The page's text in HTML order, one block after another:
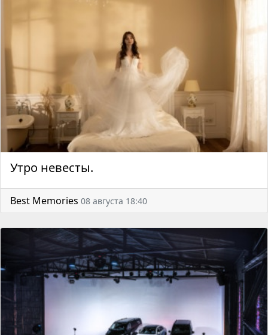
Утро невесты.
Best Memories 08 августа 18:40